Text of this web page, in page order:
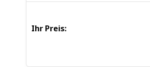
Ihr Preis: